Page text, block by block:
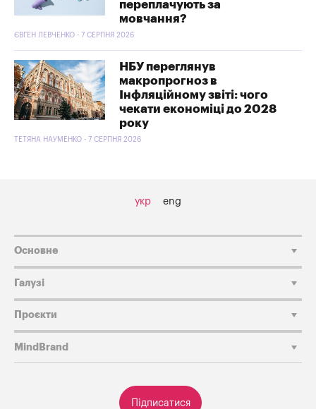
переплачують за
мовчання?
ЄВГЕН ЛЕВЧЕНКО - 7 СЕРПНЯ 2026
НБУ переглянув
макропрогноз в
Інфляційному звіті: чого
чекати економіці до 2028
року
ТЕТЯНА НАУМЕНКО - 7 СЕРПНЯ 2026
укр eng
Підписатися
Основне
Галузі
Проєкти
MindBrand